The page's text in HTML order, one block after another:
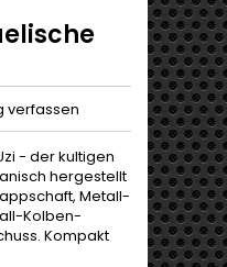
verfassen
- der kultigen
hergestellt
Metall-
Kolben-
Kompakt